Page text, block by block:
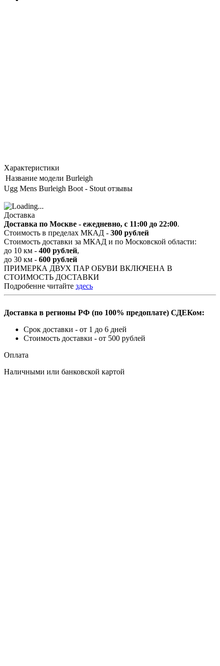
Характеристики
Название модели Burleigh
Ugg Mens Burleigh Boot - Stout отзывы
Доставка
Доставка по Москве - ежедневно, с 11:00 до 22:00.
Стоимость в пределах МКАД - 300 рублей
Стоимость доставки за МКАД и по Московской области:
до 10 км - 400 рублей,
до 30 км - 600 рублей
ПРИМЕРКА ДВУХ ПАР ОБУВИ ВКЛЮЧЕНА В
СТОИМОСТЬ ДОСТАВКИ
Подробенне читайте здесь
Доставка в регионы РФ (по 100% предоплате) СДЕКом:
Срок доставки - от 1 до 6 дней
Стоимость доставки - от 500 рублей
Оплата
Наличными или банковской картой